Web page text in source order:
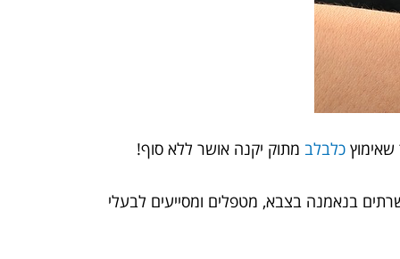
כלבלב מתוק יקנה אושר ללא סוף!
בנאמנה בצבא, מטפלים ומסייעים לבעלי